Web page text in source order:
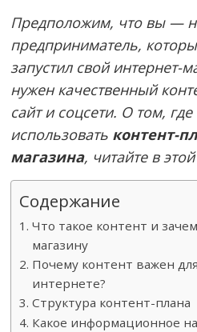
Предположим, что вы —
предприниматель,
запустил свой интернет-
нужен качественный
сайт и соцсети. О том,
использовать контент-
магазина, читайте в этой
Содержание
Что такое контент и
магазину
Почему контент важен
интернете?
Структура контент-плана
Какое информационное